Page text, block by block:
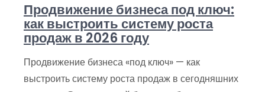
Продвижение бизнеса под ключ:
как выстроить систему роста
продаж в 2026 году
Продвижение бизнеса «под ключ» — как
выстроить систему роста продаж в сегодняшних